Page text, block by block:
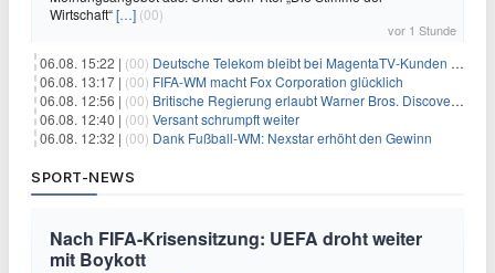
Wirtschaft“[…] (00)
vor 1 Stunde
06.08. 15:22 | (00) Deutsche Telekom bleibt bei MagentaTV-Kunden vage
06.08. 13:17 | (00) FIFA-WM macht Fox Corporation glücklich
06.08. 12:56 | (00) Britische Regierung erlaubt Warner Bros. Discovery-Übernahme
06.08. 12:40 | (00) Versant schrumpft weiter
06.08. 12:32 | (00) Dank Fußball-WM: Nexstar erhöht den Gewinn
SPORT-NEWS
Nach FIFA-Krisensitzung: UEFA droht weiter
mit Boykott